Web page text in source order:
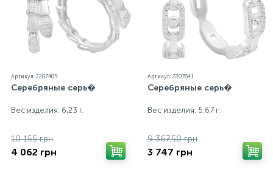
Артикул: 2207405
Серебряные серь�
Вес изделия: 6,23 г.
10 155 грн
4 062 грн
Артикул: 2207641
Серебряные серь�
Вес изделия: 5,67 г.
9 367.50 грн
3 747 грн